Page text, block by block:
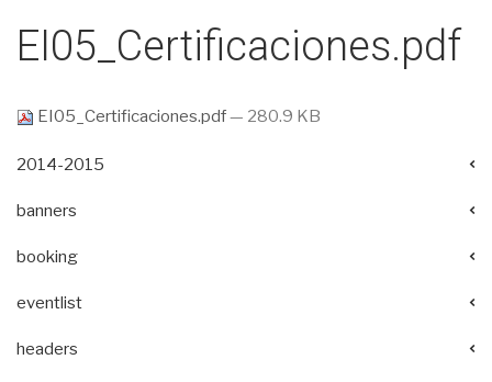
EI05_Certificaciones.pdf
EI05_Certificaciones.pdf— 280.9 KB
2014-2015
banners
booking
eventlist
headers